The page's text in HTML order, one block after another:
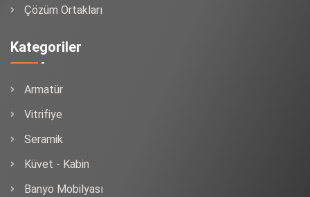
Çözüm Ortakları
Kategoriler
Armatür
Vitrifiye
Seramik
Küvet - Kabin
Banyo Mobilyası